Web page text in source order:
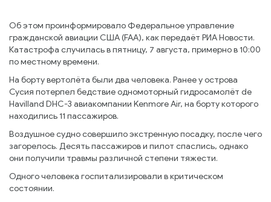
Об этом проинформировало Федеральное управление
гражданской авиации США (FAA), как передаёт РИА Новости.
Катастрофа случилась в пятницу, 7 августа, примерно в 10:00
по местному времени.
На борту вертолёта были два человека. Ранее у острова
Сусия потерпел бедствие одномоторный гидросамолёт de
Havilland DHC-3 авиакомпании Kenmore Air, на борту которого
находились 11 пассажиров.
Воздушное судно совершило экстренную посадку, после чего
загорелось. Десять пассажиров и пилот спаслись, однако
они получили травмы различной степени тяжести.
Одного человека госпитализировали в критическом
состоянии.